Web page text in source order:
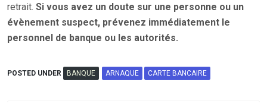
retrait. Si vous avez un doute sur une personne ou un
évènement suspect, prévenez immédiatement le
personnel de banque ou les autorités.
POSTED UNDER BANQUE ARNAQUE CARTE BANCAIRE